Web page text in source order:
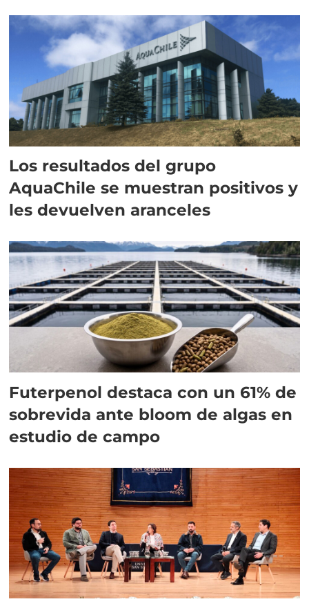
Los resultados del grupo
AquaChile se muestran positivos y
les devuelven aranceles
Futerpenol destaca con un 61% de
sobrevida ante bloom de algas en
estudio de campo